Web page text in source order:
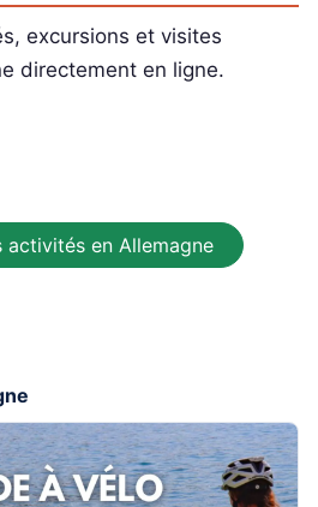
excursions et visites
directement en ligne.
activités en Allemagne